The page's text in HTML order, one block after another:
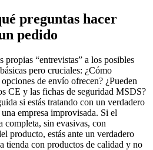
preguntas hacer
pedido
propias “entrevistas” a los posibles
pero cruciales: ¿Cómo
de envío ofrecen? ¿Pueden
CE y las fichas de seguridad MSDS?
si estás tratando con un verdadero
empresa improvisada. Si el
completa, sin evasivas, con
producto, estás ante un verdadero
tienda con productos de calidad y no